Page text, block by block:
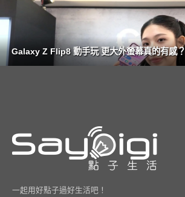
Galaxy Z Flip8 動手玩 更大外螢幕真的有感？
一起用好點子過好生活吧！